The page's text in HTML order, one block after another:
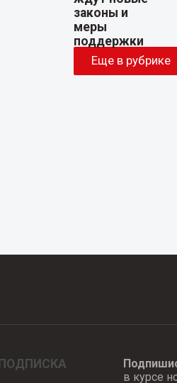
Еще в рубрике
ПОДПИСКА
в курсе